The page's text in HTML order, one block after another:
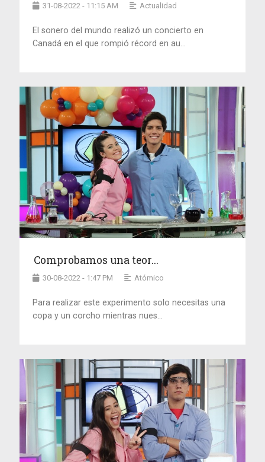
31-08-2022 - 11:15 AM Actualidad
El sonero del mundo realizó un concierto en
Canadá en el que rompió récord en au...
Comprobamos una teor...
30-08-2022 - 1:47 PM Atómico
Para realizar este experimento solo necesitas una
copa y un corcho mientras nues...